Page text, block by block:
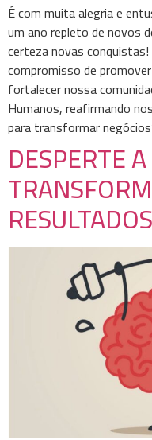
É com muita alegria e
um ano repleto de novos
certeza novas
compromisso de
fortalecer nossa
Humanos, reafirmando
para transformar
DESPERTE